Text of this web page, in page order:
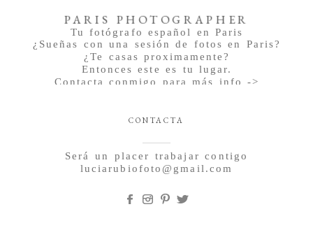
Tu fotógrafo español en Paris
¿Sueñas con una sesión de fotos en Paris?
¿Te casas proximamente?
Entonces este es tu lugar.
Contacta conmigo para más info ->
PARIS PHOTOGRAPHER
Será un placer trabajar contigo
luciarubiofoto@gmail.com
CONTACTA